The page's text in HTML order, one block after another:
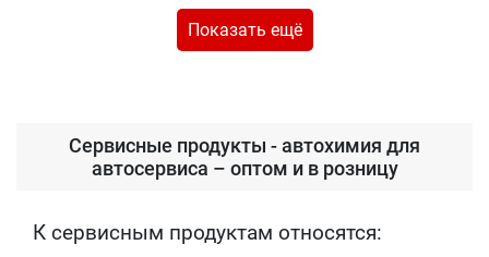
Показать ещё
Сервисные продукты - автохимия для
автосервиса – оптом и в розницу
К сервисным продуктам относятся: